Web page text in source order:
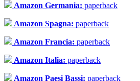
Amazon Germania: paperback
Amazon Spagna: paperback
Amazon Francia: paperback
Amazon Italia: paperback
Amazon Paesi Bassi: paperback